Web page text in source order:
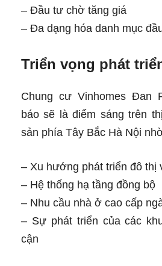
– Đầu tư chờ tăng giá
– Đa dạng hóa danh mục
Triển vọng phát
Chung cư Vinhomes Đan
báo sẽ là điểm sáng trên
sản phía Tây Bắc Hà Nội
– Xu hướng phát triển đô thị
– Hệ thống hạ tầng đồng bộ
– Nhu cầu nhà ở cao cấp
– Sự phát triển của các
cận